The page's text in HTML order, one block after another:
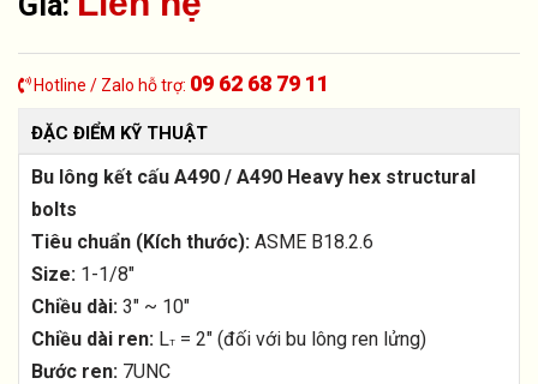
Hotline / Zalo hỗ trợ: 09 62 68 79 11
ĐẶC ĐIỂM KỸ THUẬT
Bu lông kết cấu A490 / A490 Heavy hex structural
bolts
Tiêu chuẩn (Kích thước): ASME B18.2.6
Size: 1-1/8"
Chiều dài: 3" ~ 10"
Chiều dài ren: LT = 2" (đối với bu lông ren lửng)
Bước ren: 7UNC